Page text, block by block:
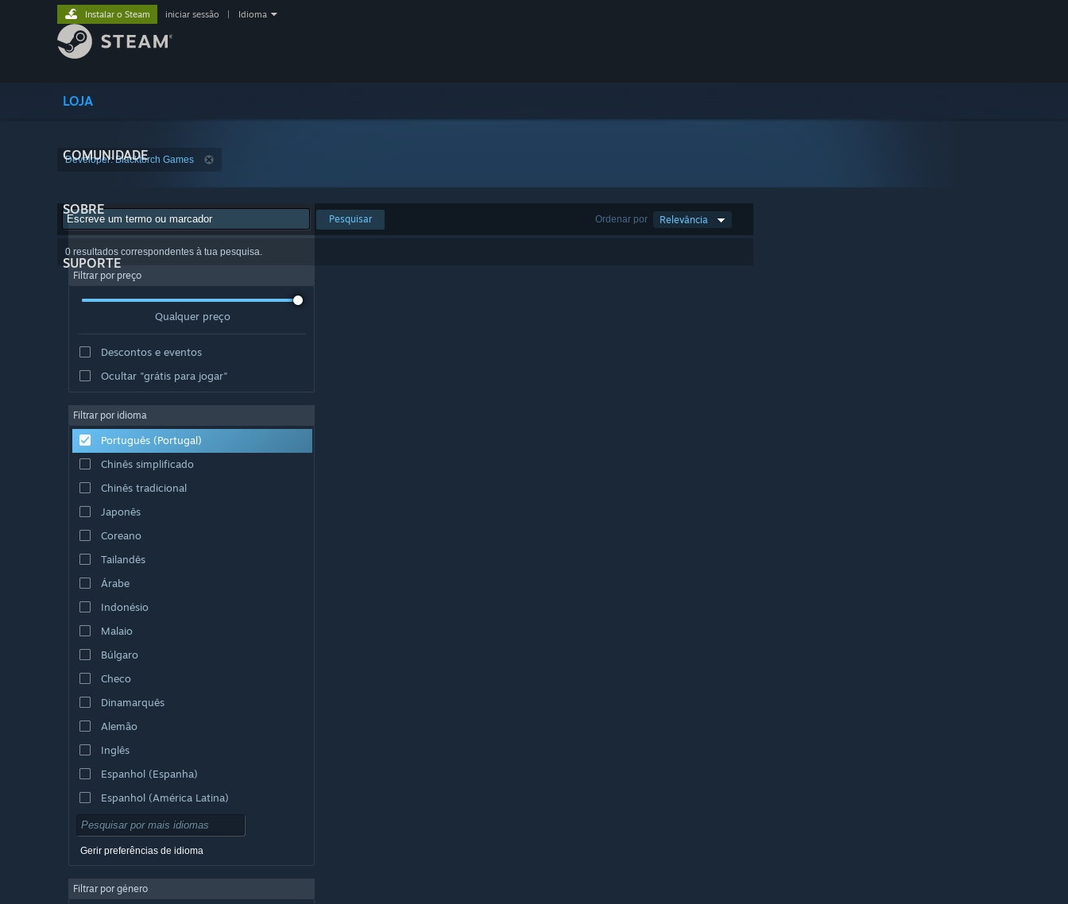
LOJA
COMUNIDADE
SOBRE
SUPORTE
Instalar o Steam iniciar sessão Idioma
Developer: Blacktorch Games
Ordenar por Relevância
Pesquisar
0 resultados correspondentes à tua pesquisa.
Filtrar por preço
Qualquer preço
Descontos e eventos
Ocultar "grátis para jogar"
Filtrar por idioma
Português (Portugal)
Chinês simplificado
Chinês tradicional
Japonês
Coreano
Tailandês
Árabe
Indonésio
Malaio
Búlgaro
Checo
Dinamarquês
Alemão
Inglês
Espanhol (Espanha)
Espanhol (América Latina)
Gerir preferências de idioma
Filtrar por género